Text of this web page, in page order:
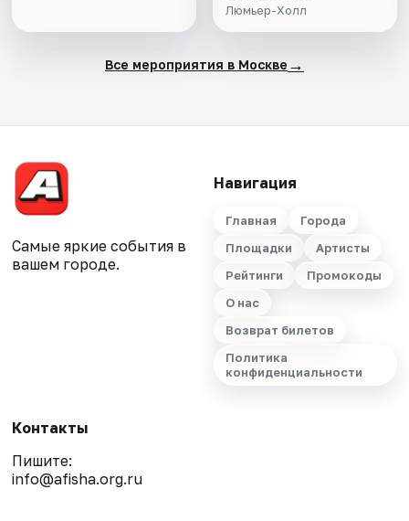
Люмьер-Холл
Все мероприятия в Москве →
Самые яркие события в
вашем городе.
Навигация
Главная
Города
Площадки
Артисты
Рейтинги
Промокоды
О нас
Возврат билетов
Политика
конфиденциальности
Контакты
Пишите:
info@afisha.org.ru